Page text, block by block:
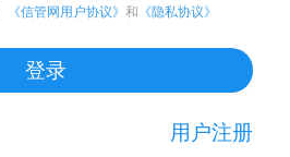
《信管网用户协议》 和 《隐私协议》
用户注册